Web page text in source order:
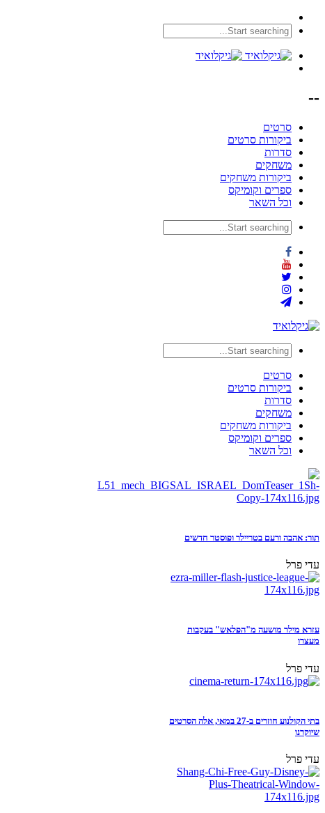
--
סרטים
ביקורות סרטים
סדרות
משחקים
ביקורות משחקים
ספרים וקומיקס
וכל השאר
סרטים
ביקורות סרטים
סדרות
משחקים
ביקורות משחקים
ספרים וקומיקס
וכל השאר
תור: אהבה ורעם בטריילר ופוסטר חדשים
עדי פרל
עזרא מילר מושעה מ"הפלאש" בעקבות
מעצרו
עדי פרל
בתי הקולנוע חוזרים ב-27 במאי, אלה הסרטים
שיוקרנו
עדי פרל